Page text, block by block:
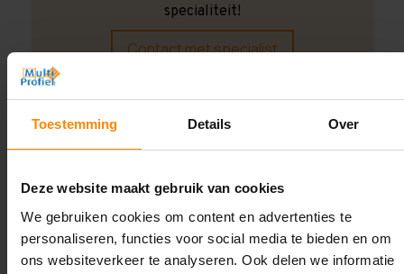
Toestemming Details Over
Deze website maakt gebruik van cookies
We gebruiken cookies om content en advertenties te
personaliseren, functies voor social media te bieden en om
ons websiteverkeer te analyseren. Ook delen we informatie
specialiteit!
Contact met specialist
Montage uitbesteden?